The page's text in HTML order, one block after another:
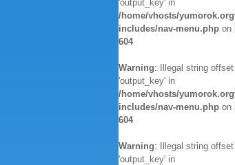
'output_key' in
/home/vhosts/
includes/nav-menu.php on
604
Warning: Illegal string offset
'output_key' in
/home/vhosts/
includes/nav-menu.php on
604
Warning: Illegal string offset
'output_key' in